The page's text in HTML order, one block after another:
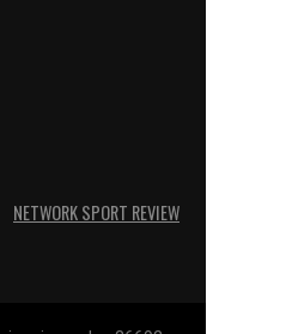
NETWORK SPORT REVIEW